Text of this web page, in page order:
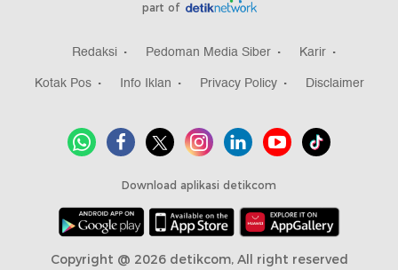
part of
Redaksi Pedoman Media Siber
Karir
Kotak Pos
Info Iklan Privacy Policy Disclaimer
Download aplikasi detikcom
Copyright @ 2026 detikcom, All right reserved